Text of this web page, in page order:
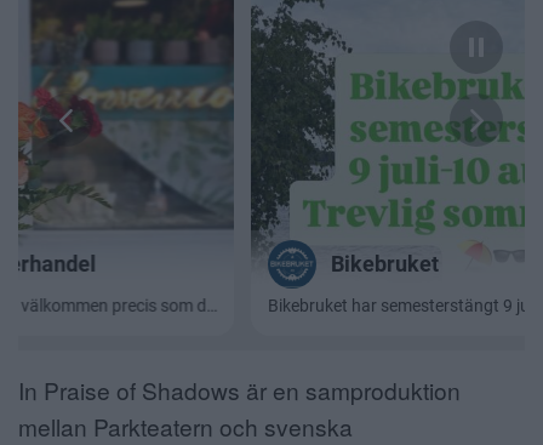
In Praise of Shadows är en samproduktion
mellan Parkteatern och svenska